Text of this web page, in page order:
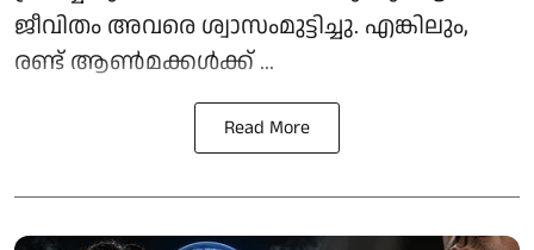
ജീവിതം അവരെ ശ്വാസംമുട്ടിച്ചു. എങ്കിലും,
രണ്ട് ആൺമക്കൾക്ക് ...
Read More